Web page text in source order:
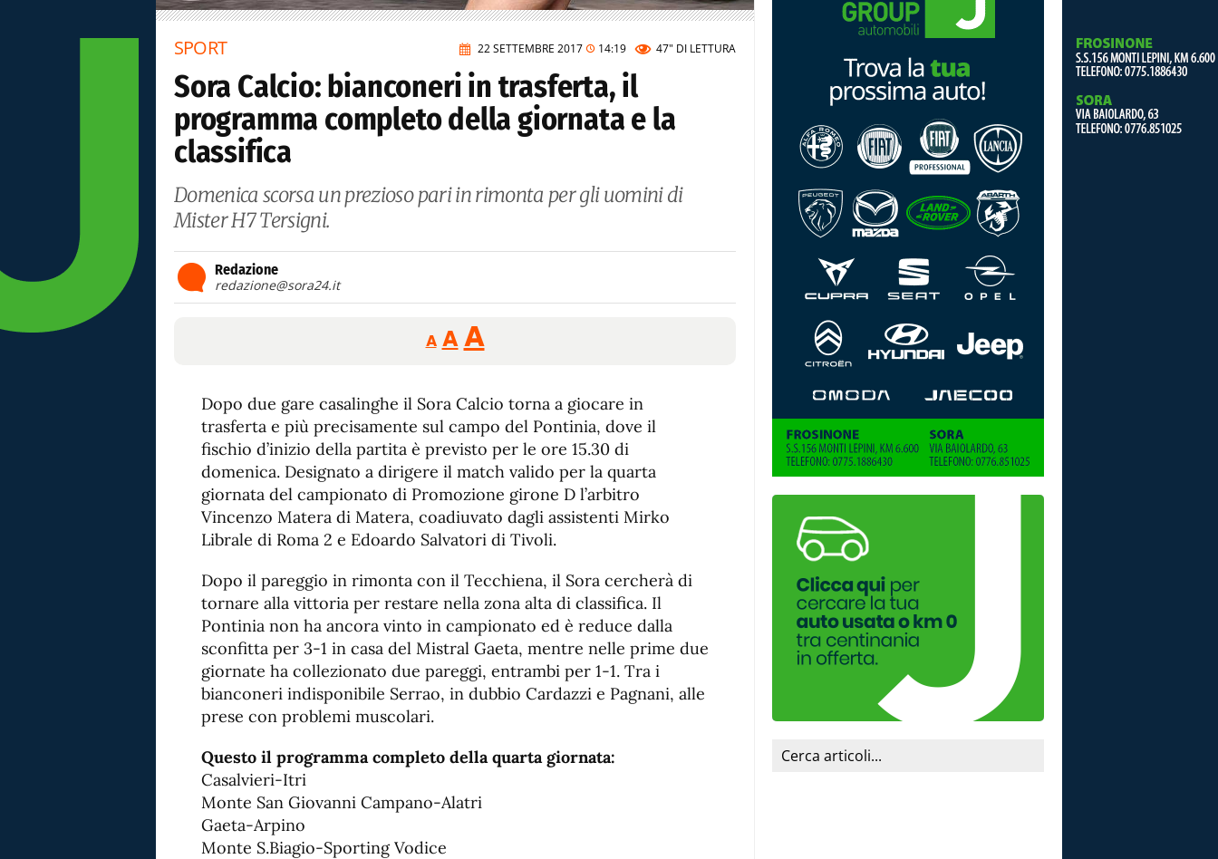
22 SETTEMBRE 2017 14:19 47" DI LETTURA
SPORT
Sora Calcio: bianconeri in trasferta, il
programma completo della giornata e la
classifica
Domenica scorsa un prezioso pari in rimonta per gli uomini di
Mister H7 Tersigni.
Redazione
redazione@sora24.it
A
Reducir
tamaño
A Restablecer
tamaño
de
fuente
AAumentar
de
fuente.
Dopo due gare casalinghe il Sora Calcio torna a giocare in
trasferta e più precisamente sul campo del Pontinia, dove il
fischio d’inizio della partita è previsto per le ore 15.30 di
domenica. Designato a dirigere il match valido per la quarta
giornata del campionato di Promozione girone D l’arbitro
Vincenzo Matera di Matera, coadiuvato dagli assistenti Mirko
Librale di Roma 2 e Edoardo Salvatori di Tivoli.
Dopo il pareggio in rimonta con il Tecchiena, il Sora cercherà di
tornare alla vittoria per restare nella zona alta di classifica. Il
Pontinia non ha ancora vinto in campionato ed è reduce dalla
sconfitta per 3-1 in casa del Mistral Gaeta, mentre nelle prime due
giornate ha collezionato due pareggi, entrambi per 1-1. Tra i
bianconeri indisponibile Serrao, in dubbio Cardazzi e Pagnani, alle
prese con problemi muscolari.
Questo il programma completo della quarta giornata:
Casalvieri-Itri
Monte San Giovanni Campano-Alatri
Gaeta-Arpino
Monte S.Biagio-Sporting Vodice